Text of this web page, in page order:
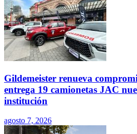
Gildemeister renueva
entrega 19 camionetas JAC
institución
agosto 7, 2026